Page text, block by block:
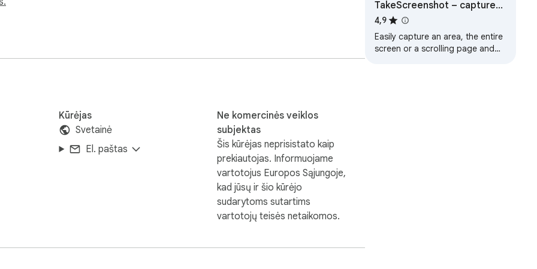
lengvai ir gražiai kurti ekrano kopijas be jokių apribojimų.
PDF ir vaizdą Kūrėjas
Svetainė
El. paštas
Ne komercinės veiklos
subjektas
Šis kūrėjas neprisistato kaip
prekiautojas. Informuojame
vartotojus Europos Sąjungoje,
kad jūsų ir šio kūrėjo
sudarytoms sutartims
vartotojų teisės netaikomos.
TakeScreenshot – capture
area, full page or scrolling
screenshot
4,9
Easily capture an area, the entire
screen or a scrolling page and